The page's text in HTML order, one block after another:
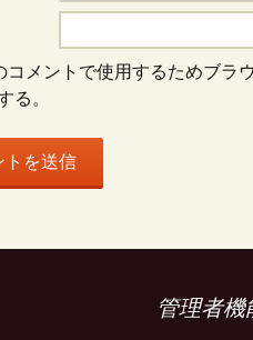
コメントで使用するためブラ
る。
管理者機